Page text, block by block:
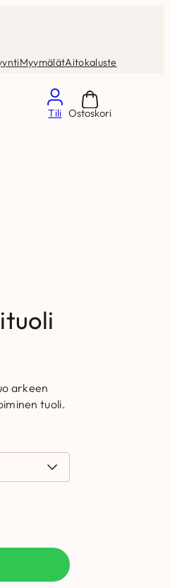
MyymälätAitokaluste
arkeen
tuoli.